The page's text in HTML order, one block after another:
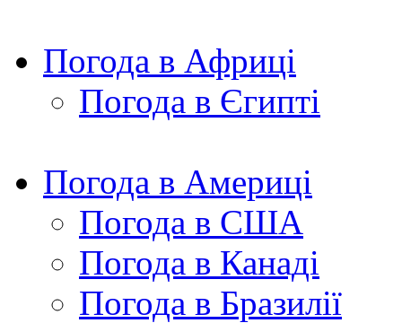
Погода в Африці
Погода в Єгипті
Погода в Америці
Погода в США
Погода в Канаді
Погода в Бразилії